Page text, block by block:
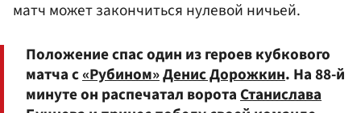
матч может закончиться нулевой ничьей.
Положение спас один из героев кубкового
матча с«Рубином»Денис Дорожкин. На 88-й
минуте он распечатал воротаСтанислава